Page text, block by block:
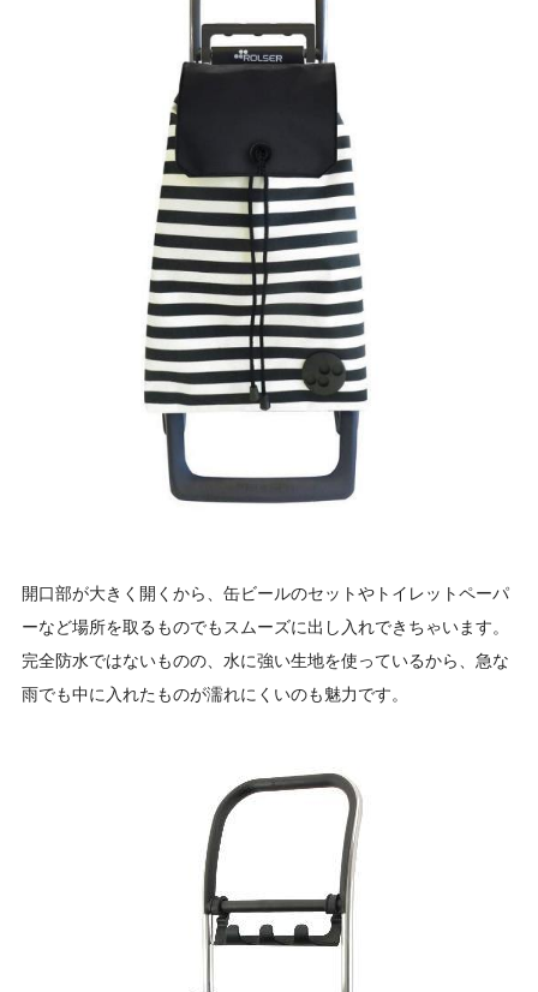
開口部が大きく開くから、缶ビールのセットやトイレットペーパ
ーなど場所を取るものでもスムーズに出し入れできちゃいます。
完全防水ではないものの、水に強い生地を使っているから、急な
雨でも中に入れたものが濡れにくいのも魅力です。